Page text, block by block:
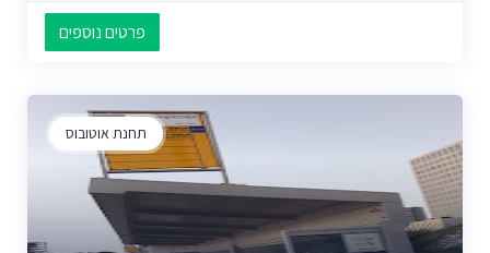
פרטים נוספים
תחנת אוטובוס